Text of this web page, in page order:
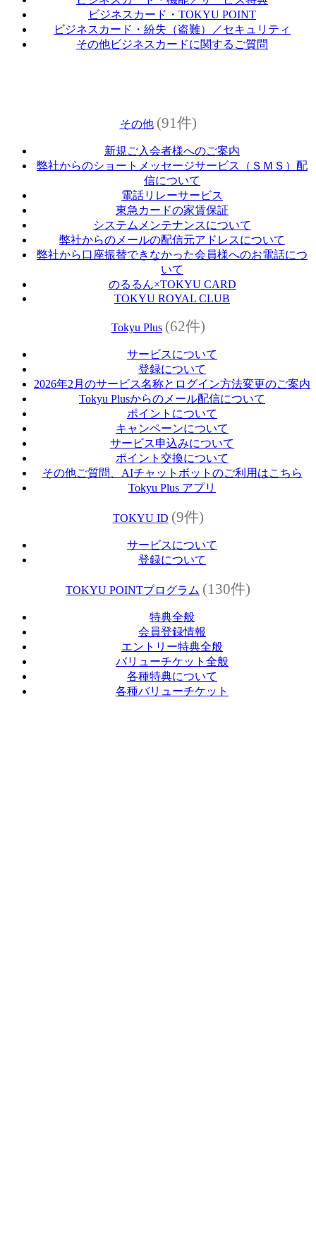
ビジネスカード・TOKYU POINT
ビジネスカード・紛失（盗難）／セキュリティ
その他ビジネスカードに関するご質問
その他 (91件)
新規ご入会者様へのご案内
弊社からのショートメッセージサービス（ＳＭＳ）配
信について
電話リレーサービス
東急カードの家賃保証
システムメンテナンスについて
弊社からのメールの配信元アドレスについて
弊社から口座振替できなかった会員様へのお電話につ
いて
のるるん×TOKYU CARD
TOKYU ROYAL CLUB
Tokyu Plus (62件)
サービスについて
登録について
2026年2月のサービス名称とログイン方法変更のご案内
Tokyu Plusからのメール配信について
ポイントについて
キャンペーンについて
サービス申込みについて
ポイント交換について
その他ご質問、AIチャットボットのご利用はこちら
Tokyu Plus アプリ
TOKYU ID (9件)
サービスについて
登録について
TOKYU POINTプログラム (130件)
特典全般
会員登録情報
エントリー特典全般
バリューチケット全般
各種特典について
各種バリューチケット